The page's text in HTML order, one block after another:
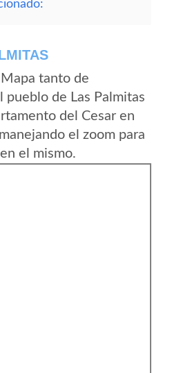
tanto de
pueblo de Las Palmitas
del Cesar en
el zoom para
el mismo.